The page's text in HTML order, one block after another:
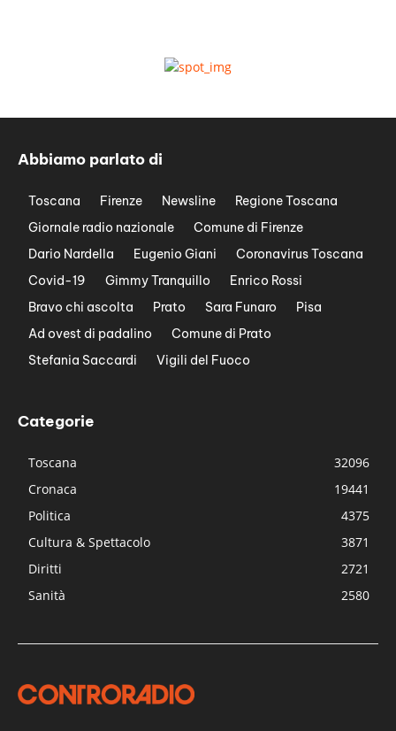
Abbiamo parlato di
Toscana Firenze Newsline
Regione Toscana
Giornale radio nazionale
Comune di Firenze
Dario Nardella
Eugenio Giani
Coronavirus Toscana
Covid-19
Gimmy Tranquillo
Enrico Rossi
Bravo chi ascolta
Prato Sara Funaro
Pisa
Ad ovest di padalino
Comune di Prato
Stefania Saccardi
Vigili del Fuoco
Categorie
Toscana
32096
Cronaca
19441
Politica
4375
Cultura & Spettacolo
3871
Diritti
2721
Sanità
2580